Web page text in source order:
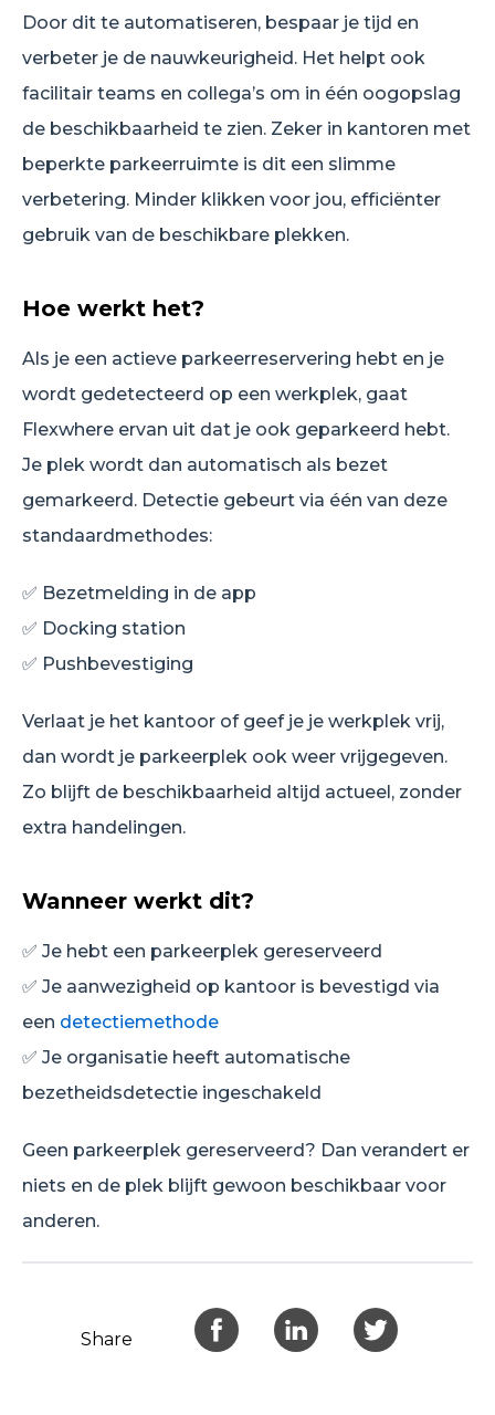
Door dit te automatiseren, bespaar je tijd en
verbeter je de nauwkeurigheid. Het helpt ook
facilitair teams en collega’s om in één oogopslag
de beschikbaarheid te zien. Zeker in kantoren met
beperkte parkeerruimte is dit een slimme
verbetering. Minder klikken voor jou, efficiënter
gebruik van de beschikbare plekken.
Hoe werkt het?
Als je een actieve parkeerreservering hebt en je
wordt gedetecteerd op een werkplek, gaat
Flexwhere ervan uit dat je ook geparkeerd hebt.
Je plek wordt dan automatisch als bezet
gemarkeerd. Detectie gebeurt via één van deze
standaardmethodes:
✅ Bezetmelding in de app
✅ Docking station
✅ Pushbevestiging
Verlaat je het kantoor of geef je je werkplek vrij,
dan wordt je parkeerplek ook weer vrijgegeven.
Zo blijft de beschikbaarheid altijd actueel, zonder
extra handelingen.
Wanneer werkt dit?
✅ Je hebt een parkeerplek gereserveerd
✅ Je aanwezigheid op kantoor is bevestigd via
een detectiemethode
✅ Je organisatie heeft automatische
bezetheidsdetectie ingeschakeld
Geen parkeerplek gereserveerd? Dan verandert er
niets en de plek blijft gewoon beschikbaar voor
anderen.
Share